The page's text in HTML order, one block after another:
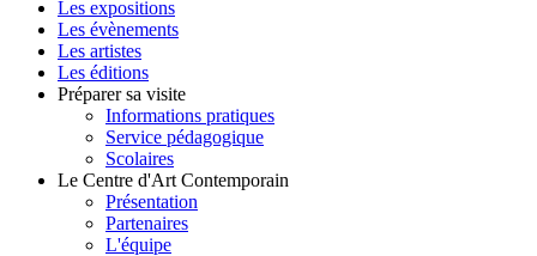
Navigation
principale
Les expositions
Les évènements
Les artistes
Les éditions
Préparer sa visite
Informations pratiques
Service pédagogique
Scolaires
Le Centre d'Art Contemporain
Présentation
Partenaires
L'équipe